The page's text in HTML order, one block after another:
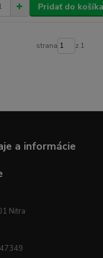
Pridať do košíka
strana z 1
a informácie
Nitra